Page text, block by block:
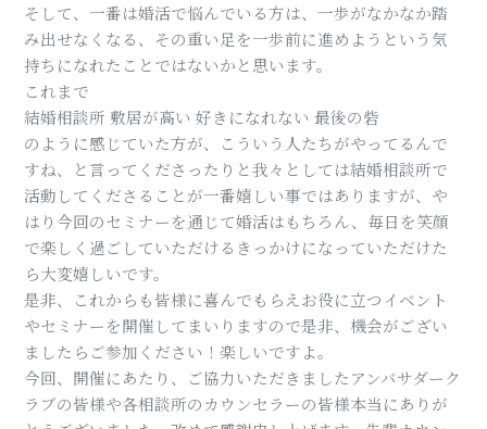
そして、一番は婚活で悩んでいる方は、一歩がなかなか踏
み出せなくなる、その重い足を一歩前に進めようという気
持ちになれたことではないかと思います。
これまで
結婚相談所 敷居が高い 好きになれない 最後の砦
のように感じていた方が、こういう人たちがやってるんで
すね、と言ってくださったりと我々としては結婚相談所で
活動してくださることが一番嬉しい事ではありますが、や
はり今回のセミナーを通じて婚活はもちろん、毎日を笑顔
で楽しく過ごしていただけるきっかけになっていただけた
ら大変嬉しいです。
是非、これからも皆様に喜んでもらえお役に立つイベント
やセミナーを開催してまいりますので是非、機会がござい
ましたらご参加ください！楽しいですよ。
今回、開催にあたり、ご協力いただきましたアンバサダーク
ラブの皆様や各相談所のカウンセラーの皆様本当にありが